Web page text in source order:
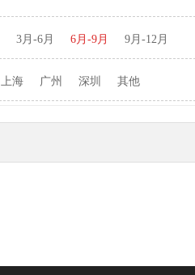
3月-6月 6月-9月 9月-12月
上海 广州 深圳 其他